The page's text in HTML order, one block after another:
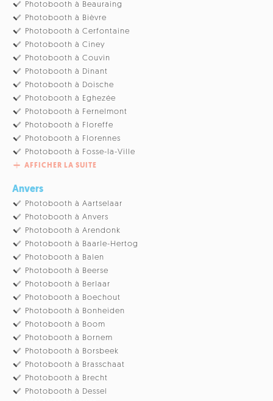
Photobooth à Beauraing
Photobooth à Bièvre
Photobooth à Cerfontaine
Photobooth à Ciney
Photobooth à Couvin
Photobooth à Dinant
Photobooth à Doische
Photobooth à Eghezée
Photobooth à Fernelmont
Photobooth à Floreffe
Photobooth à Florennes
Photobooth à Fosse-la-Ville
AFFICHER LA SUITE
Anvers
Photobooth à Aartselaar
Photobooth à Anvers
Photobooth à Arendonk
Photobooth à Baarle-Hertog
Photobooth à Balen
Photobooth à Beerse
Photobooth à Berlaar
Photobooth à Boechout
Photobooth à Bonheiden
Photobooth à Boom
Photobooth à Bornem
Photobooth à Borsbeek
Photobooth à Brasschaat
Photobooth à Brecht
Photobooth à Dessel